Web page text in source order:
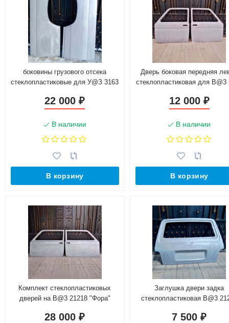
боковины грузового отсека
стеклопластиковые для У@З 3163
22 000₽
В наличии
В корзину
Дверь боковая передняя
стеклопластиковая для B@3
12 000 ₽
В наличии
В корзину
Комплект стеклопластиковых
дверей на B@3 21218 "Фора"
28 000₽
Заглушка двери задка
стеклопластиковая B@3
7 500₽